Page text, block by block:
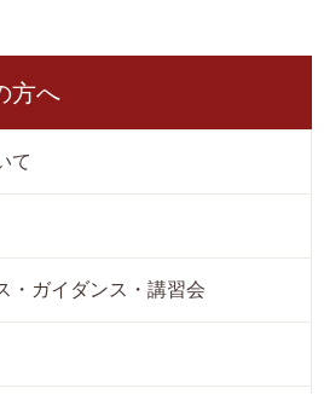
方へ
て
・ガイダンス・講習会